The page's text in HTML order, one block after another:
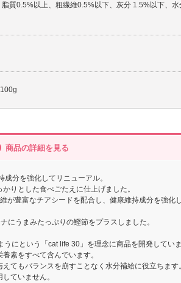
質0.5%以上、粗繊維0.5%以下、灰分 1.5%以下、
商品の詳細を見る
分を強化してリニューアル。
りとした食べごたえに仕上げました。
が豊富なチアシードを配合し、健康維持成分を強化し
にうまみたっぷりの鰹節をプラスしました。
にという「cat life 30」を理念に商品を開発していま
素をすべて含んでいます。
てもバランスを崩すことなく水分補給に役立ちます。
ていません。